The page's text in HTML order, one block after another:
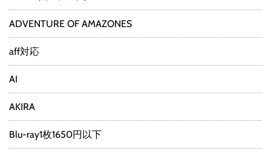
ADVENTURE OF AMAZONES
aff対応
AI
AKIRA
Blu-ray1枚1650円以下